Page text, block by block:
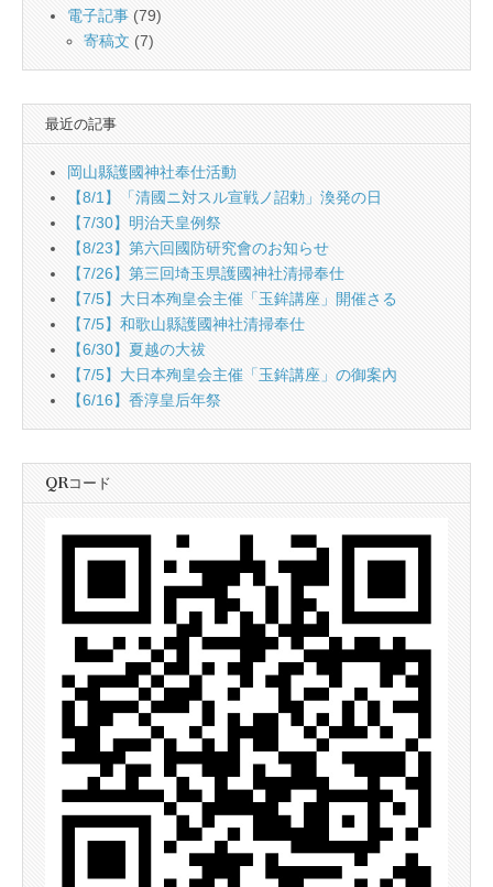
電子記事 (79)
寄稿文 (7)
最近の記事
岡山縣護國神社奉仕活動
【8/1】「清國ニ対スル宣戦ノ詔勅」渙発の日
【7/30】明治天皇例祭
【8/23】第六回國防研究會のお知らせ
【7/26】第三回埼玉県護國神社清掃奉仕
【7/5】大日本殉皇会主催「玉鉾講座」開催さる
【7/5】和歌山縣護國神社清掃奉仕
【6/30】夏越の大祓
【7/5】大日本殉皇会主催「玉鉾講座」の御案內
【6/16】香淳皇后年祭
QRコード